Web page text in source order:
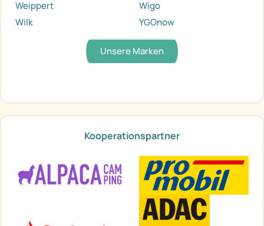
Weippert
Wigo
Wilk
YGOnow
Unsere Marken
Kooperationspartner